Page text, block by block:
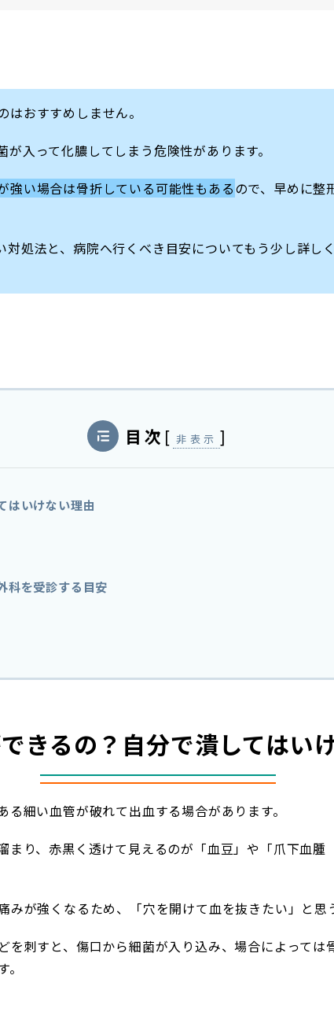
おすすめしません。
入って化膿してしまう危険性があります。
強い場合は骨折している可能性もあるので、早めに整
処法と、病院へ行くべき目安についてもう少し詳し
目次 [ 非表示 ]
はいけない理由
科を受診する目安
きるの？自分で潰してはい
細い血管が破れて出血する場合があります。
まり、赤黒く透けて見えるのが「血豆」や「爪下血
が強くなるため、「穴を開けて血を抜きたい」と思
を刺すと、傷口から細菌が入り込み、場合によって